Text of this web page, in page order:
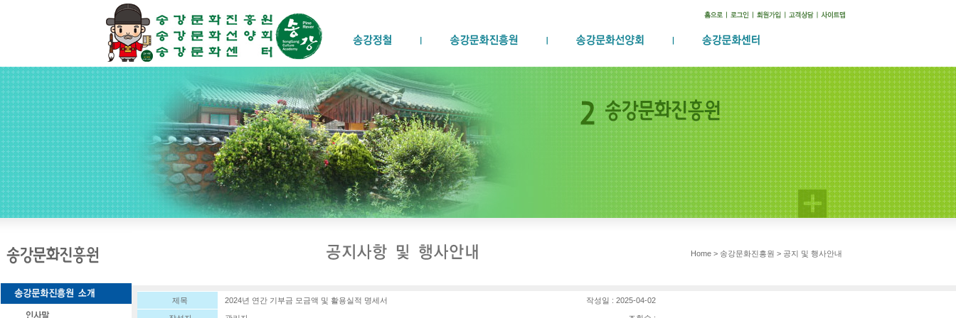
Home > 송강문화진흥원 > 공지 및 행사안내
제목 2024년 연간 기부금 모금액 및 활용실적 명세서 작성일 : 2025-04-02